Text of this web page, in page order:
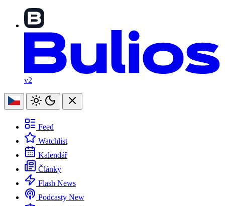
v2
Feed
Watchlist
Kalendář
Články
Flash News
Podcasty New